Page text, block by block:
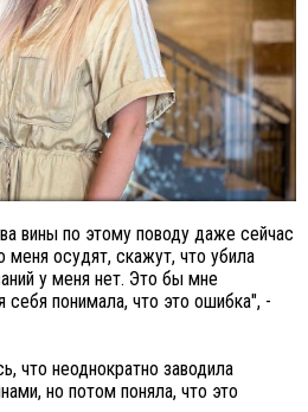
вины по этому поводу даже сейчас
осудят, скажут, что убила
у меня нет. Это бы мне
понимала, что это ошибка", -
что неоднократно заводила
но потом поняла, что это